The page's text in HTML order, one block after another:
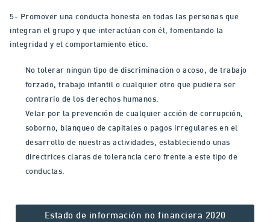
5- Promover una conducta honesta en todas las personas que
integran el grupo y que interactúan con él, fomentando la
integridad y el comportamiento ético.
No tolerar ningún tipo de discriminación o acoso, de trabajo
forzado, trabajo infantil o cualquier otro que pudiera ser
contrario de los derechos humanos.
Velar por la prevención de cualquier acción de corrupción,
soborno, blanqueo de capitales o pagos irregulares en el
desarrollo de nuestras actividades, estableciendo unas
directrices claras de tolerancia cero frente a este tipo de
conductas.
Estado de información no financiera 2020